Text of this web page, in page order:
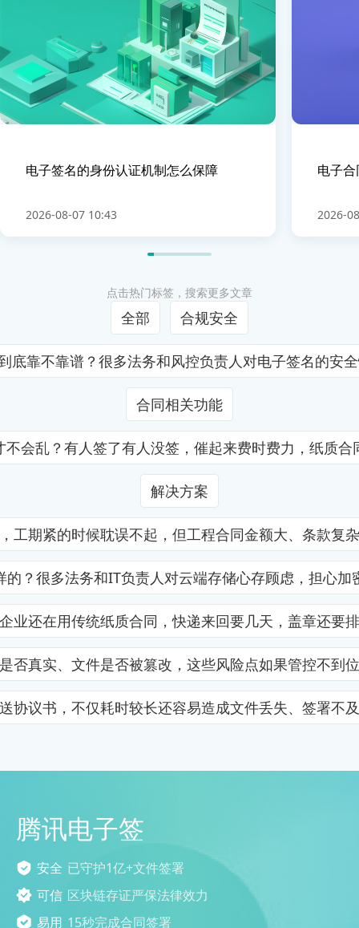
电子签名的身份认证机制怎么保障
2026-08-07 10:43
电子
2026-
点击热门标签，搜索更多文章
全部 合规安全
靠不靠谱？很多法务和风控负责人对电子签名的
合同相关功能
会乱？有人签了有人没签，催起来费时费力，纸质
解决方案
期紧的时候耽误不起，但工程合同金额大、条款
很多法务和IT负责人对云端存储心存顾虑，担
还在用传统纸质合同，快递来回要几天，盖章还
真实、文件是否被篡改，这些风险点如果管控不
议书，不仅耗时较长还容易造成文件丢失、签署
腾讯电子签
安全 已守护1亿+文件签署
可信 区块链存证严保法律效力
易用 15秒完成合同签署